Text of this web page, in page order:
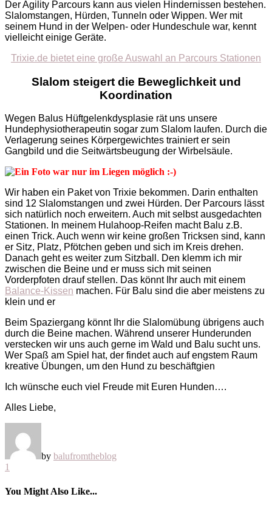
Der Agility Parcours kann aus vielen Hindernissen bestehen.
Slalomstangen, Hürden, Tunneln oder Wippen. Wer mit
seinem Hund in der Welpen- oder Hundeschule war, kennt
vielleicht einige Geräte.
Trixie.de bietet eine große Auswahl an Parcours Stationen
Slalom steigert die Beweglichkeit und
Koordination
Wegen Balus Hüftgelenkdysplasie rät uns unsere
Hundephysiotherapeutin sogar zum Slalom laufen. Durch die
Verlagerung seines Körpergewichtes trainiert er sein
Gangbild und die Seitwärtsbeugung der Wirbelsäule.
Wir haben ein Paket von Trixie bekommen. Darin enthalten
sind 12 Slalomstangen und zwei Hürden. Der Parcours lässt
sich natürlich noch erweitern. Auch mit selbst ausgedachten
Stationen. In meinem Hulahoop-Reifen macht Balu z.B.
einen Trick. Auch wenn wir keine großen Tricksen sind, kann
er Sitz, Platz, Pfötchen geben und sich im Kreis drehen.
Danach geht es weiter zum Sitzball. Den klemm ich mir
zwischen die Beine und er muss sich mit seinen
Vorderpfoten drauf stellen. Das könnt Ihr auch mit einem
Balance-Kissen machen. Für Balu sind die aber meistens zu
klein und er
Beim Spaziergang könnt Ihr die Slalomübung übrigens auch
durch die Beine machen. Während unserer Hunderunden
verstecken wir uns auch gerne im Wald und Balu sucht uns.
Wer Spaß am Spiel hat, der findet auch aufengstem Raum
kreative Übungen, um den Hund zu beschäftgien
Ich wünsche euch viel Freude mit Euren Hunden….
Alles Liebe,
by balufromtheblog
1
You Might Also Like...